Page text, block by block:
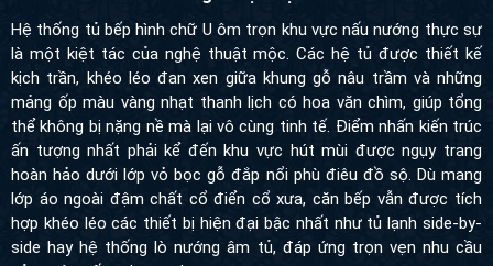
là một kiệt tác của nghệ thuật mộc. Các hệ tủ được thiết kế kịch
trần, khéo léo đan xen giữa khung gỗ nâu trầm và những mảng
ốp màu vàng nhạt thanh lịch có hoa văn chìm, giúp tổng thể
không bị nặng nề mà lại vô cùng tinh tế. Điểm nhấn kiến trúc ấn
tượng nhất phải kể đến khu vực hút mùi được ngụy trang hoàn
hảo dưới lớp vỏ bọc gỗ đắp nổi phù điêu đồ sộ. Dù mang lớp áo
ngoài đậm chất cổ điển cổ xưa, căn bếp vẫn được tích hợp khéo
léo các thiết bị hiện đại bậc nhất như tủ lạnh side-by-side hay hệ
thống lò nướng âm tủ, đáp ứng trọn vẹn nhu cầu của cuộc sống
thượng lưu.